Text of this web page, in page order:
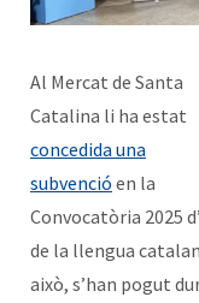
Al Mercat de Santa
Catalina li ha estat
concedida una
subvenció en la
Convocatòria 2025
de la llengua
això, s’han pogut